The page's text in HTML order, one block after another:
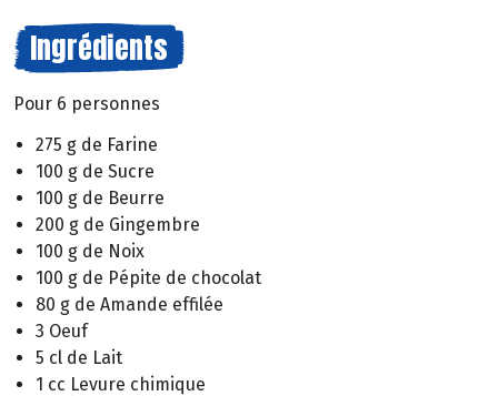
Ingrédients
Pour 6 personnes
275 g de Farine
100 g de Sucre
100 g de Beurre
200 g de Gingembre
100 g de Noix
100 g de Pépite de chocolat
80 g de Amande effilée
3 Oeuf
5 cl de Lait
1 cc Levure chimique